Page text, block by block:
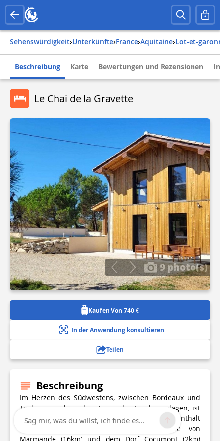
Sehenswürdigkeit› Unterkünfte› france› aquitaine› lot-et-
Beschreibung Karte Bewertungen und Rezensionen
Le Chai de la Gravette
9 photo(s)
Kaufen Von 740 €
In der Anwendung konsultieren
Teilen
Beschreibung
Im Herzen des Südwestens, zwischen Bordeaux und
Toulouse und an den Toren der Landes gelegen, ist
der Chai de La Gravette ideal für einen Aufenthalt
oder eine Zwischenstation. In der Nähe von
Marmande (16km) und dem Dorf Cocumont (2km)
Sag mir, was du willst, ich finde es...